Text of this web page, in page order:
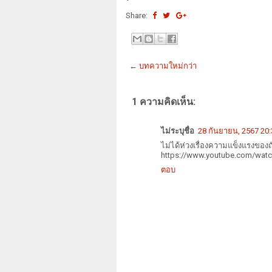
Share:
← บทความใหม่กว่า
1 ความคิดเห็น:
ไม่ระบุชื่อ 28 กันยายน, 2567
ไม่ได้ห่วงเรื่องควา
https://www.youtube.com/
ตอบ